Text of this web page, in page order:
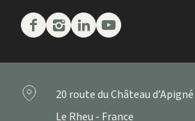
Facebook
Instagram
LinkedinYoutube
20 route du Château d’Apigné
Le Rheu - France